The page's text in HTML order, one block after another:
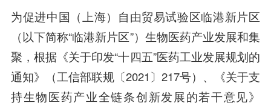
为促进中国（上海）自由贸易试验区临港新片区
（以下简称“临港新片区”）生物医药产业发展和集
聚，根据《关于印发“十四五”医药工业发展规划的
通知》（工信部联规〔2021〕217号）、《关于支
持生物医药产业全链条创新发展的若干意见》